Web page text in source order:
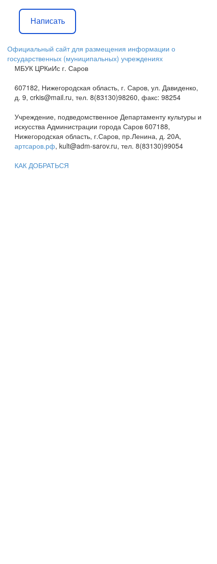
Написать
Официальный сайт для размещения информации о
государственных (муниципальных) учреждениях
МБУК ЦРКиИс г. Саров
607182, Нижегородская область, г. Саров, ул. Давиденко,
д. 9, crkis@mail.ru, тел. 8(83130)98260, факс: 98254
Учреждение, подведомственное Департаменту культуры и
искусства Администрации города Саров 607188,
Нижегородская область, г.Саров, пр.Ленина, д. 20А,
артсаров.рф, kult@adm-sarov.ru, тел. 8(83130)99054
КАК ДОБРАТЬСЯ